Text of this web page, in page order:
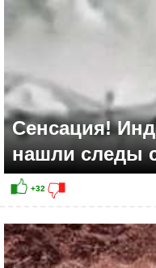
Сенсация!
нашли следы